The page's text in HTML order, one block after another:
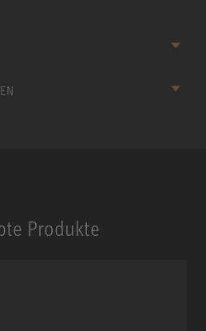
Produkte